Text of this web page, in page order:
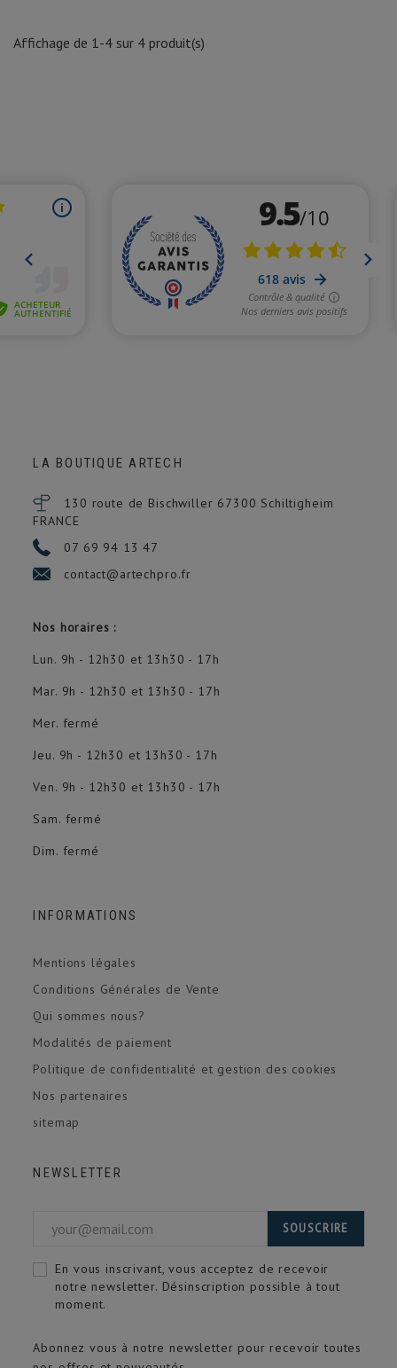
Affichage de 1-4 sur 4 produit(s)
LA BOUTIQUE ARTECH
130 route de Bischwiller 67300 Schiltigheim
FRANCE
07 69 94 13 47
contact@artechpro.fr
Nos horaires :
Lun. 9h - 12h30 et 13h30 - 17h
Mar. 9h - 12h30 et 13h30 - 17h
Mer. fermé
Jeu. 9h - 12h30 et 13h30 - 17h
Ven. 9h - 12h30 et 13h30 - 17h
Sam. fermé
Dim. fermé
INFORMATIONS
Mentions légales
Conditions Générales de Vente
Qui sommes nous?
Modalités de paiement
Politique de confidentialité et gestion des cookies
Nos partenaires
sitemap
NEWSLETTER
Abonnez vous à notre newsletter pour recevoir toutes
SOUSCRIRE
En vous inscrivant, vous acceptez de recevoir
notre newsletter. Désinscription possible à tout
moment.